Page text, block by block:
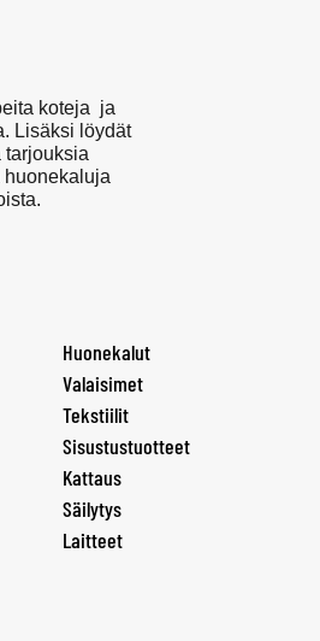
koteja ja
Lisäksi löydät
tarjouksia
huonekaluja
Huonekalut
Valaisimet
Tekstiilit
Sisustustuotteet
Kattaus
Säilytys
Laitteet